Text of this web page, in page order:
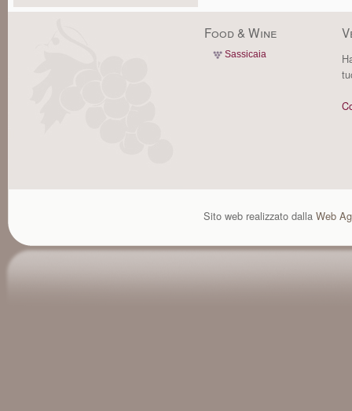
Food & Wine
Sassicaia
Sito web realizzato dalla Web